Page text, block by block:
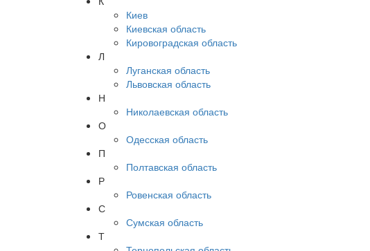
Киев
Киевская область
Кировоградская область
Л
Луганская область
Львовская область
Н
Николаевская область
О
Одесская область
П
Полтавская область
Р
Ровенская область
С
Сумская область
Т